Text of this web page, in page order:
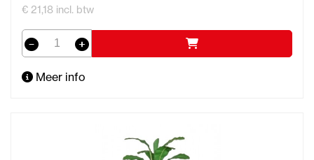
€ 21,18 incl. btw
Meer info